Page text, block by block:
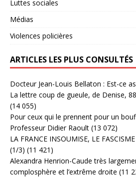
Luttes sociales
Médias
Violences policières
ARTICLES LES PLUS CONSULTÉS
Docteur Jean-Louis Bellaton : Est-ce
La lettre coup de gueule, de Denise,
(14 055)
Pour ceux qui le prennent pour un
Professeur Didier Raoult (13 072)
LA FRANCE INSOUMISE, LE
(1/3) (11 421)
Alexandra Henrion-Caude très
complosphère et l’extrême droite (11